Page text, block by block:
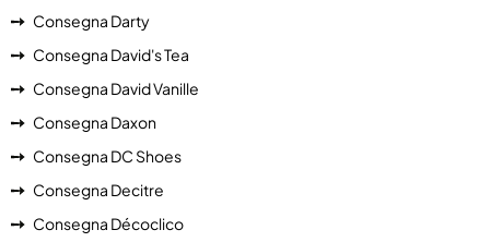
Consegna Darty
Consegna David's Tea
Consegna David Vanille
Consegna Daxon
Consegna DC Shoes
Consegna Decitre
Consegna Décoclico